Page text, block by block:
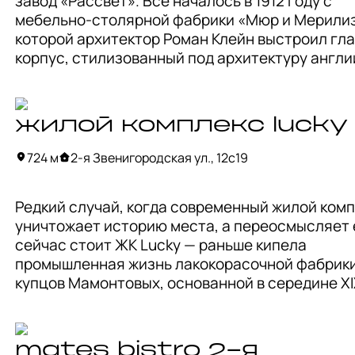
В советские времена здания занял
музей им. Тимирязева, так что есть
попасть внутрь усадьбы или просто приятно
мебельно-столярной фабрики «Мюр и
которой архитектор Роман Клейн выстроил
корпус, стилизованный под архитектуру
Впоследствии фабрика была
затем превратилась в Московский
завод № 8, где производили авиационные
здесь работали такие легенды, как Королёв,
Позже производство переквалифицировалось
Московский машиностроительный завод
где выпускались комплектующие для
авиатранспорта.
Сейчас это место — настоящий деловой
современное общественное пространство с
жилой комплекс lucky
724 м 2-я Звенигородская ул., 12с19
Редкий случай, когда современный жилой
уничтожает историю места, а переосмысляет
сейчас стоит ЖК Lucky — раньше кипела
промышленная жизнь лакокорасочной
купцов Мамонтовых, основанной в середине
лакокрасочным заводом.
mates bistro 2-я